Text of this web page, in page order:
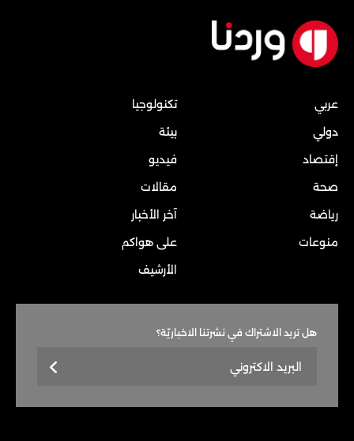
عربي
دولي
إقتصاد
صحة
رياضة
منوعات
تكنولوجيا
بيئة
فيديو
مقالات
آخر الأخبار
على هواكم
الأرشيف
هل تريد الاشتراك في نشرتنا الاخباريّة؟